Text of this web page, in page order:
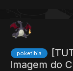
poketibia
Imagem do